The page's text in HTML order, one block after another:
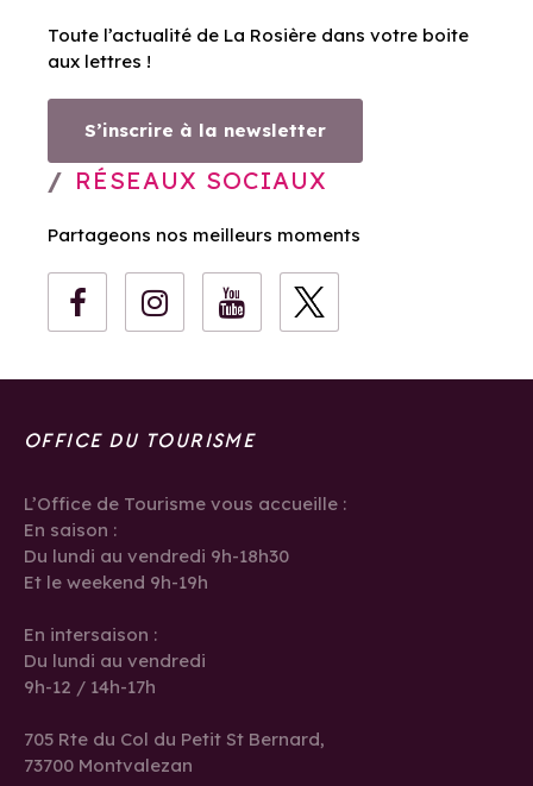
Toute l’actualité de La Rosière dans votre boite
aux lettres !
S’inscrire à la newsletter
RÉSEAUX SOCIAUX
Partageons nos meilleurs moments
OFFICE DU TOURISME
L’Office de Tourisme vous accueille :
En saison :
Du lundi au vendredi 9h-18h30
Et le weekend 9h-19h
En intersaison :
Du lundi au vendredi
9h-12 / 14h-17h
705 Rte du Col du Petit St Bernard,
73700 Montvalezan